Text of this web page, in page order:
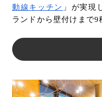
動線キッチン 」が実現
ランドから壁付けまで9